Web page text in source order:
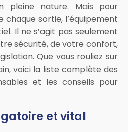
pleine nature. Mais pour
sortie, l’équipement
Il ne s’agit pas seulement
sécurité, de votre confort,
Que vous rouliez sur
voici la liste complète des
et les conseils pour
et vital